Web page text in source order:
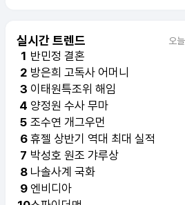
실시간 트렌드 오
1 반민정 결혼
2 방은희 고독사 어머니
3
이태원특조위 해임
4 양정원 수사 무마
5 조수연 개그우먼
6 휴젤 상반기 역대 최대 실적
7 박성호 원조 갸루상
8 나솔사계 국화
9 엔비디아